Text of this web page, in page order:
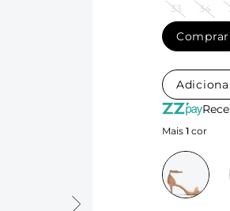
33 34
Comprar
Mais 1 cor